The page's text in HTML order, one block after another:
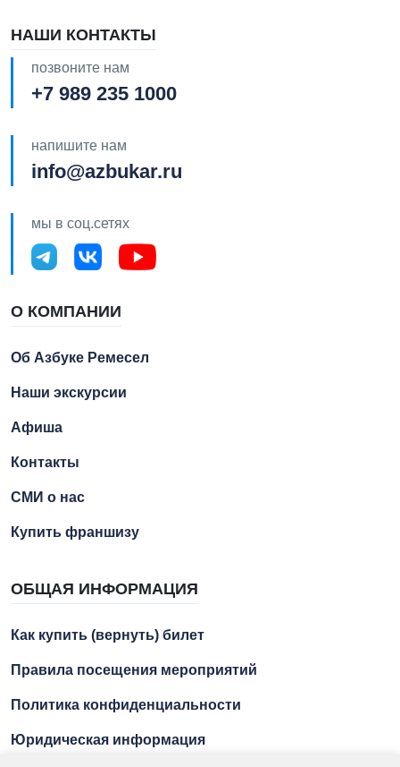
НАШИ КОНТАКТЫ
позвоните нам
+7 989 235 1000
напишите нам
info@azbukar.ru
мы в соц.сетях
О КОМПАНИИ
Об Азбуке Ремесел
Наши экскурсии
Афиша
Контакты
СМИ о нас
Купить франшизу
ОБЩАЯ ИНФОРМАЦИЯ
Как купить (вернуть) билет
Правила посещения мероприятий
Политика конфиденциальности
Юридическая информация